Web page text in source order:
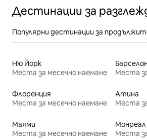
Дестинации за
Популярни дестинации за
Ню Йорк
Места за месечно наемане
Места
Флоренция
Места за месечно наемане
Атина
Места
Маями
Места за месечно наемане
Монреал
Места